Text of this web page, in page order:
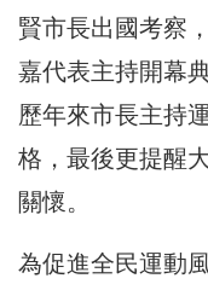
賢市長出國考察
嘉代表主持開幕
歷年來市長主持
格，最後更提醒
關懷。
為促進全民運動